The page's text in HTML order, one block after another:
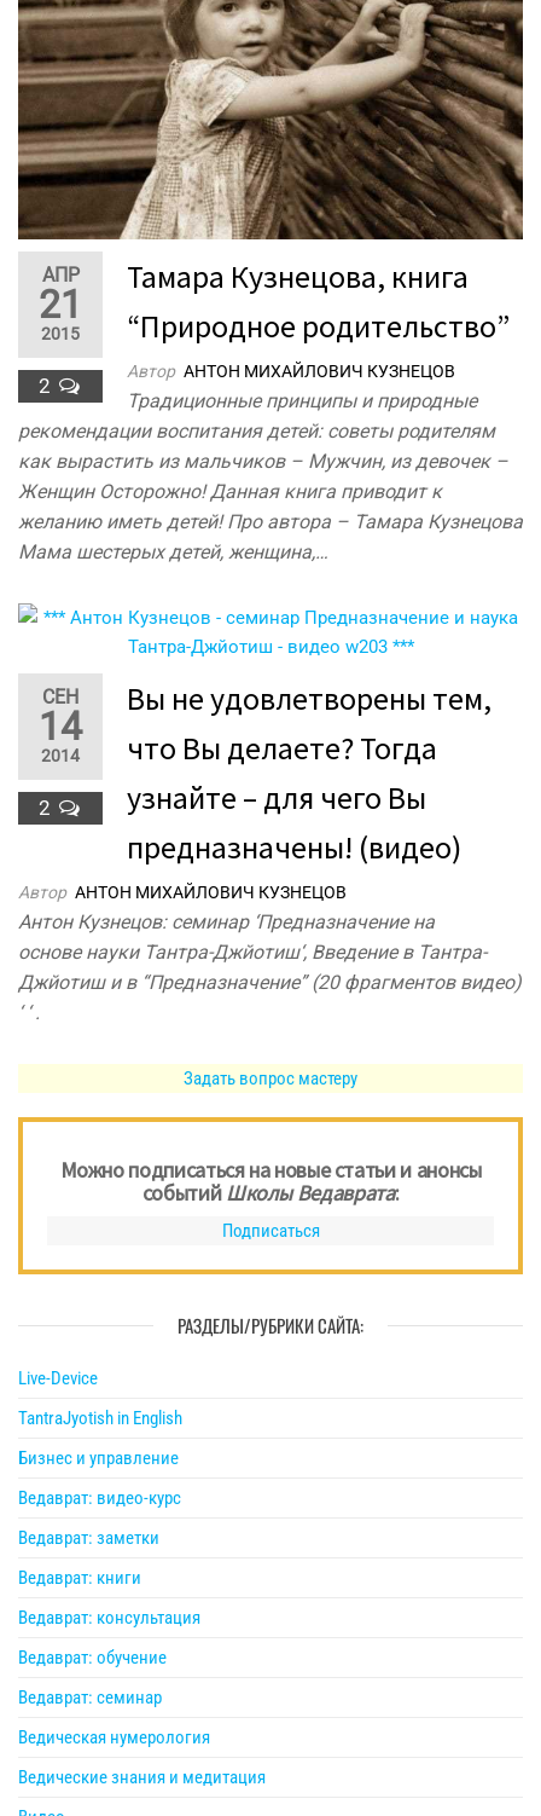
АПР
21
2015
2
Тамара Кузнецова, книга
“Природное родительство”
Автор АНТОН МИХАЙЛОВИЧ КУЗНЕЦОВ
Традиционные принципы и природные
рекомендации воспитания детей: советы родителям
как вырастить из мальчиков – Мужчин, из девочек –
Женщин Осторожно! Данная книга приводит к
желанию иметь детей! Про автора – Тамара Кузнецова
Мама шестерых детей, женщина,…
СЕН
14
2014
2
Вы не удовлетворены тем,
что Вы делаете? Тогда
узнайте – для чего Вы
предназначены! (видео)
Автор АНТОН МИХАЙЛОВИЧ КУЗНЕЦОВ
Антон Кузнецов: семинар ‘Предназначение на
основе науки Тантра-Джйотиш‘, Введение в Тантра-
Джйотиш и в “Предназначение” (20 фрагментов видео)
‘ ‘ .
Задать вопрос мастеру
Можно подписаться на новые статьи и анонсы
событийШколы Ведаврата:
Подписаться
РАЗДЕЛЫ/РУБРИКИ САЙТА:
Live-Device
TantraJyotish in English
Бизнес и управление
Ведаврат: видео-курс
Ведаврат: заметки
Ведаврат: книги
Ведаврат: консультация
Ведаврат: обучение
Ведаврат: семинар
Ведическая нумерология
Ведические знания и медитация